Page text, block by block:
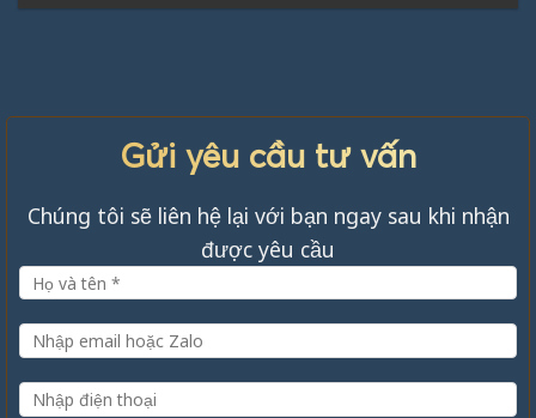
Gửi yêu cầu tư vấn
Chúng tôi sẽ liên hệ lại với bạn ngay sau khi nhận
được yêu cầu